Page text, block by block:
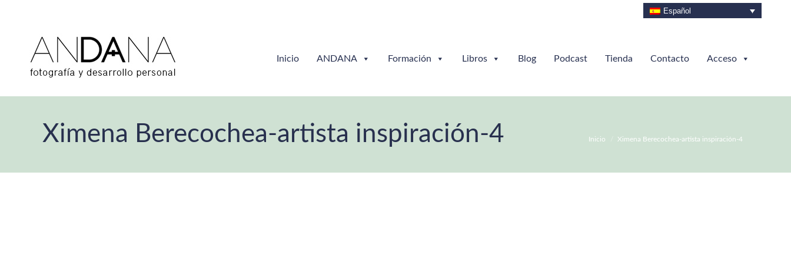
Español
Inicio ANDANA Formación Libros Blog Podcast Tienda Contacto Acceso
Ximena Berecochea-artista inspiración-4 Inicio Ximena Berecochea-artista inspiración-4